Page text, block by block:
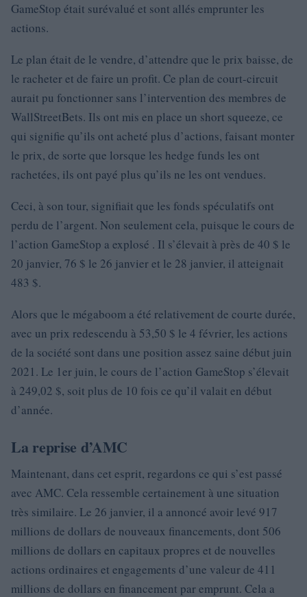
GameStop était surévalué et sont allés emprunter les
actions.
Le plan était de le vendre, d’attendre que le prix baisse, de
le racheter et de faire un profit. Ce plan de court-circuit
aurait pu fonctionner sans l’intervention des membres de
WallStreetBets. Ils ont mis en place un short squeeze, ce
qui signifie qu’ils ont acheté plus d’actions, faisant monter
le prix, de sorte que lorsque les hedge funds les ont
rachetées, ils ont payé plus qu’ils ne les ont vendues.
Ceci, à son tour, signifiait que les fonds spéculatifs ont
perdu de l’argent. Non seulement cela, puisque le cours de
l’action GameStop a explosé . Il s’élevait à près de 40 $ le
20 janvier, 76 $ le 26 janvier et le 28 janvier, il atteignait
483 $.
Alors que le mégaboom a été relativement de courte durée,
avec un prix redescendu à 53,50 $ le 4 février, les actions
de la société sont dans une position assez saine début juin
2021. Le 1er juin, le cours de l’action GameStop s’élevait
à 249,02 $, soit plus de 10 fois ce qu’il valait en début
d’année.
La reprise d’AMC
Maintenant, dans cet esprit, regardons ce qui s’est passé
avec AMC. Cela ressemble certainement à une situation
très similaire. Le 26 janvier, il a annoncé avoir levé 917
millions de dollars de nouveaux financements, dont 506
millions de dollars en capitaux propres et de nouvelles
actions ordinaires et engagements d’une valeur de 411
millions de dollars en financement par emprunt. Cela a